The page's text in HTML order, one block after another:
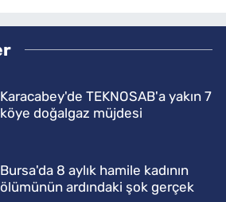
Karacabey'de TEKNOSAB'a yakın 7
köye doğalgaz müjdesi
Bursa'da 8 aylık hamile kadının
ölümünün ardındaki şok gerçek